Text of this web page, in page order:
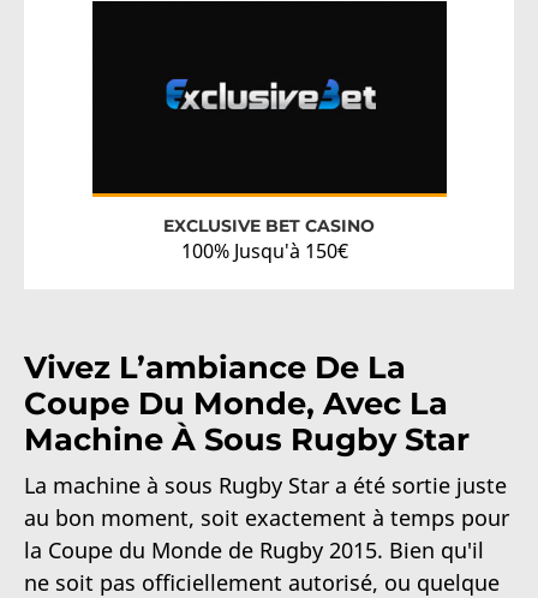
EXCLUSIVE BET CASINO
100% Jusqu'à 150€
Vivez L’ambiance De La
Coupe Du Monde, Avec La
Machine À Sous Rugby Star
La machine à sous Rugby Star a été sortie juste
au bon moment, soit exactement à temps pour
la Coupe du Monde de Rugby 2015. Bien qu'il
ne soit pas officiellement autorisé, ou quelque